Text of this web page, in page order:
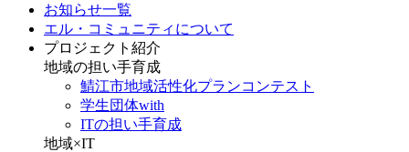
お知らせ一覧
エル・コミュニティについて
プロジェクト紹介
地域の担い手育成
鯖江市地域活性化プランコンテスト
学生団体with
ITの担い手育成
地域×IT